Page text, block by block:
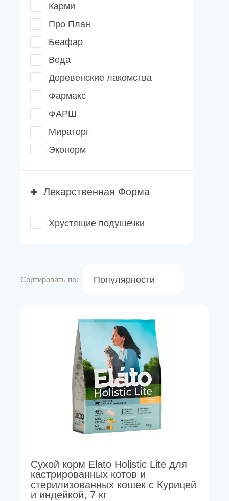
Карми
Про План
Беафар
Веда
Деревенские лакомства
Фармакс
ФАРШ
Мираторг
Эконорм
Лекарственная Форма
Хрустящие подушечки
Сортировать по: Популярности
Сухой корм Elato Holistic Lite для
кастрированных котов и
стерилизованных кошек с Курицей
и индейкой, 7 кг